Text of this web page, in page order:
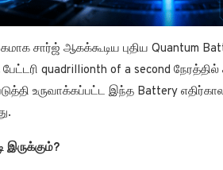
சார்ஜ் ஆகக்கூடிய புதிய Quantum
quadrillionth of a second
உருவாக்கப்பட்ட இந்த Battery
இருக்கும்?